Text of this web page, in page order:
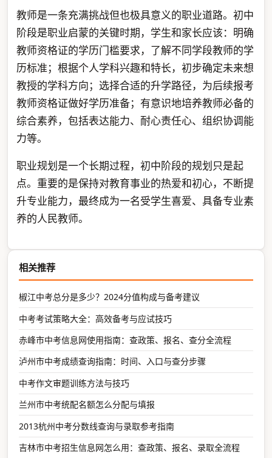
教师是一条充满挑战但也极具意义的职业道路。初中
阶段是职业启蒙的关键时期，学生和家长应该：明确
教师资格证的学历门槛要求，了解不同学段教师的学
历标准；根据个人学科兴趣和特长，初步确定未来想
教授的学科方向；选择合适的升学路径，为后续报考
教师资格证做好学历准备；有意识地培养教师必备的
综合素养，包括表达能力、耐心责任心、组织协调能
力等。
职业规划是一个长期过程，初中阶段的规划只是起
点。重要的是保持对教育事业的热爱和初心，不断提
升专业能力，最终成为一名受学生喜爱、具备专业素
养的人民教师。
相关推荐
椒江中考总分是多少？2024分值构成与备考建议
中考考试策略大全：高效备考与应试技巧
赤峰市中考信息网使用指南：查政策、报名、查分全流程
泸州市中考成绩查询指南：时间、入口与查分步骤
中考作文审题训练方法与技巧
兰州市中考统配名额怎么分配与填报
2013杭州中考分数线查询与录取参考指南
吉林市中考招生信息网怎么用：查政策、报名、录取全流程